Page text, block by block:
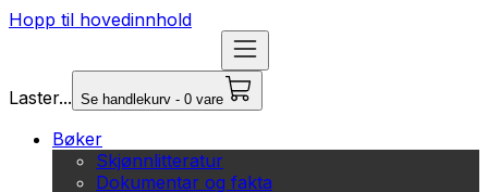
Hopp til hovedinnhold
Laster... Se handlekurv - 0 vare
Bøker
Skjønnlitteratur
Dokumentar og fakta